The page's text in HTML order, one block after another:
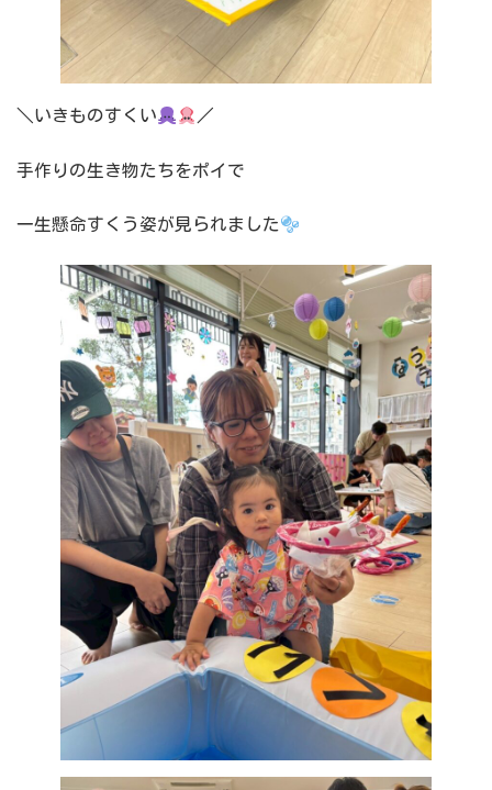
＼いきものすくい ／
手作りの生き物たちをポイで
一生懸命すくう姿が見られました